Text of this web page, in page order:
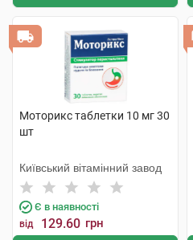
Моторикс таблетки 10 мг 30
шт
Київський вітамінний завод
Є в наявності
від 129.60 грн